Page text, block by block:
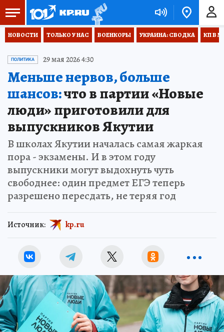
НОВОСТИ ТОЛЬКО У НАС ВОЕНКОРЫ УКРАИНА: СВОДКА КП В
ПОЛИТИКА 29 мая 2026 4:30
Меньше нервов, больше
шансов:что в партии «Новые
люди» приготовили для
выпускников Якутии
В школах Якутии началась самая жаркая
пора - экзамены. И в этом году
выпускники могут выдохнуть чуть
свободнее: один предмет ЕГЭ теперь
разрешено пересдать, не теряя год
Источник: kp.ru